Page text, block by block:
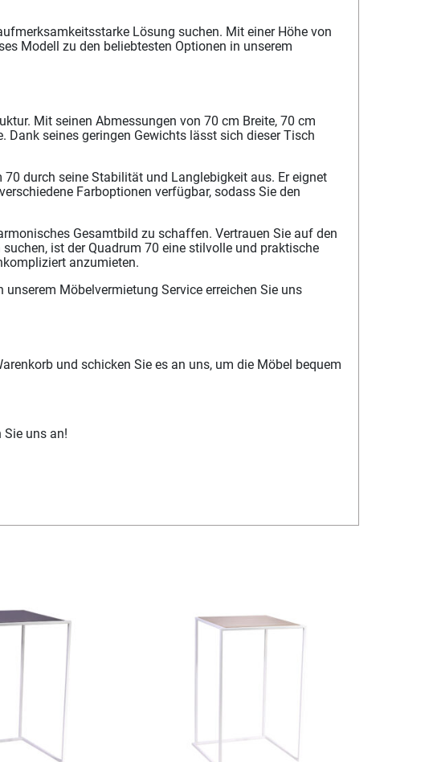
Lösung suchen. Mit einer Höhe von
Modell zu den beliebtesten Optionen in unserem
Mit seinen Abmessungen von 70 cm Breite, 70 cm
seines geringen Gewichts lässt sich dieser Tisch
durch seine Stabilität und Langlebigkeit aus. Er eignet
Farboptionen verfügbar, sodass Sie den
Gesamtbild zu schaffen. Vertrauen Sie auf den
ist der Quadrum 70 eine stilvolle und praktische
anzumieten.
Möbelvermietung Service erreichen Sie uns
und schicken Sie es an uns, um die Möbel bequem
Sie uns an!